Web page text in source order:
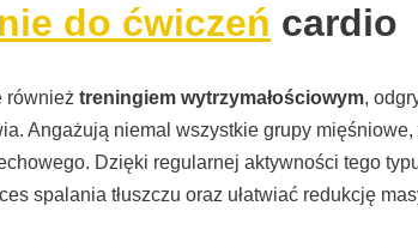
do ćwiczeń cardio
również treningiem wytrzymałościowym,
Angażują niemal wszystkie grupy
Dzięki regularnej aktywności tego
spalania tłuszczu oraz ułatwiać redukcję